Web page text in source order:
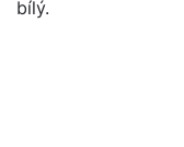
bílý.